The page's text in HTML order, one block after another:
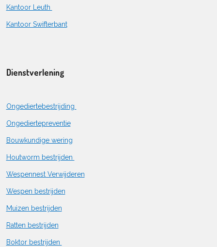
Kantoor Leuth
Kantoor Swifterbant
Dienstverlening
Ongediertebestrijding
Ongediertepreventie
Bouwkundige wering
Houtworm bestrijden
Wespennest Verwijderen
Wespen bestrijden
Muizen bestrijden
Ratten bestrijden
Boktor bestrijden